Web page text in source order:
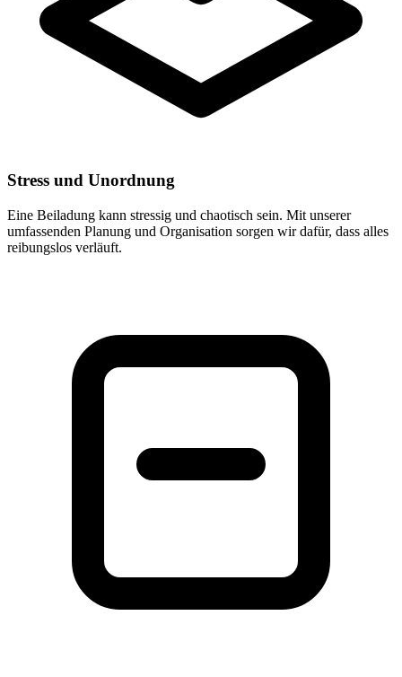
Stress und Unordnung
Eine Beiladung kann stressig und chaotisch sein. Mit unserer
umfassenden Planung und Organisation sorgen wir dafür, dass alles
reibungslos verläuft.